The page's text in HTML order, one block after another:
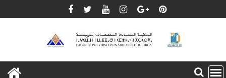
to